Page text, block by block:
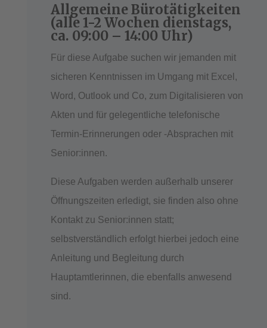
Allgemeine Bürotätigkeiten
(alle 1-2 Wochen dienstags,
ca. 09:00 – 14:00 Uhr)
Für diese Aufgabe suchen wir jemanden mit
sicheren Kenntnissen im Umgang mit Excel,
Word, Outlook und Co, zum Digitalisieren von
Akten und für gelegentliche telefonische
Termin-Erinnerungen oder -Absprachen mit
Senior:innen.
Diese Aufgaben werden außerhalb unserer
Öffnungszeiten erledigt, sie finden also ohne
Kontakt zu Senior:innen statt;
selbstverständlich erfolgt hierbei jedoch eine
Anleitung und Begleitung durch
Hauptamtlerinnen, die ebenfalls anwesend
sind.